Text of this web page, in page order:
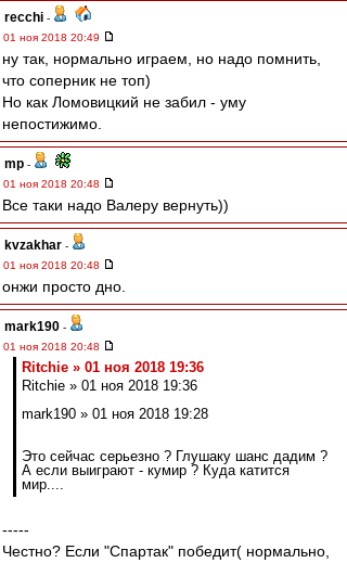
recchi -
01 ноя 2018 20:49
ну так, нормально играем, но надо помнить,
что соперник не топ)
Но как Ломовицкий не забил - уму
непостижимо.
mp -
01 ноя 2018 20:48
Все таки надо Валеру вернуть))
kvzakhar -
01 ноя 2018 20:48
онжи просто дно.
mark190 -
01 ноя 2018 20:48
Ritchie » 01 ноя 2018 19:36
Ritchie » 01 ноя 2018 19:36
mark190 » 01 ноя 2018 19:28
Это сейчас серьезно ? Глушаку шанс дадим ?
А если выиграют - кумир ? Куда катится
мир....
-----
Честно? Если "Спартак" победит( нормально,